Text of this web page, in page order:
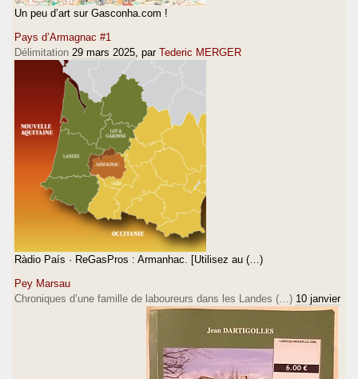
Un peu d’art sur Gasconha.com !
Pays d’Armagnac #1
Délimitation 29 mars 2025 , par Tederic MERGER
Ràdio País · ReGasPros : Armanhac. [Utilisez au (…)
Pey Marsau
Chroniques d’une famille de laboureurs dans les Landes (…) 10 janvier